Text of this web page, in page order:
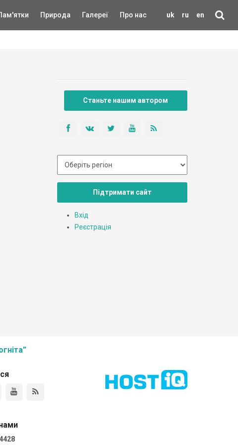
uk ru en
Природа Галереї Про нас
Станьте нашим автором
Підтримати сайт
Вхід
Реєстрація